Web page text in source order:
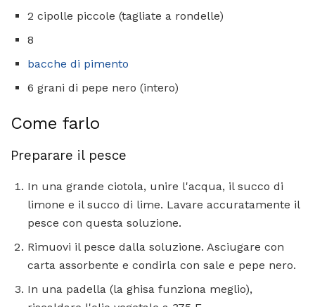
2 cipolle piccole (tagliate a rondelle)
8
bacche di pimento
6 grani di pepe nero (intero)
Come farlo
Preparare il pesce
In una grande ciotola, unire l'acqua, il succo di
limone e il succo di lime. Lavare accuratamente il
pesce con questa soluzione.
Rimuovi il pesce dalla soluzione. Asciugare con
carta assorbente e condirla con sale e pepe nero.
In una padella (la ghisa funziona meglio),